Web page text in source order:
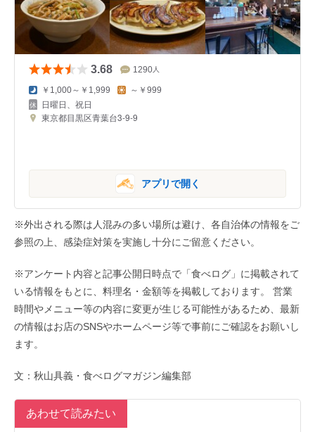
3.68 1290人
￥1,000～￥1,999 ～￥999
日曜日、祝日
東京都目黒区青葉台3-9-9
アプリで開く
※外出される際は人混みの多い場所は避け、各自治体の情報をご
参照の上、感染症対策を実施し十分にご留意ください。
※アンケート内容と記事公開日時点で「食べログ」に掲載されて
いる情報をもとに、料理名・金額等を掲載しております。 営業
時間やメニュー等の内容に変更が生じる可能性があるため、最新
の情報はお店のSNSやホームページ等で事前にご確認をお願いし
ます。
文：秋山具義・食べログマガジン編集部
あわせて読みたい